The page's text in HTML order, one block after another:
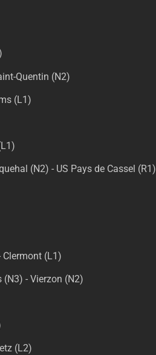
Quentin (N2)
(L1)
(N2) - US Pays de Cassel (R1)
(L1)
- Vierzon (N2)
(L2)